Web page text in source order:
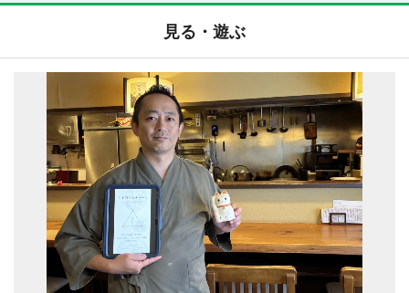
見る・遊ぶ